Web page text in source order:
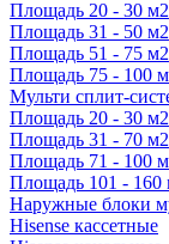
Площадь 20 - 30 м2
Площадь 31 - 50 м2
Площадь 51 - 75 м2
Площадь 75 - 100
Мульти сплит-
Площадь 20 - 30 м2
Площадь 31 - 70 м2
Площадь 71 - 100
Площадь 101 - 160
Наружные блоки
Hisense кассетные